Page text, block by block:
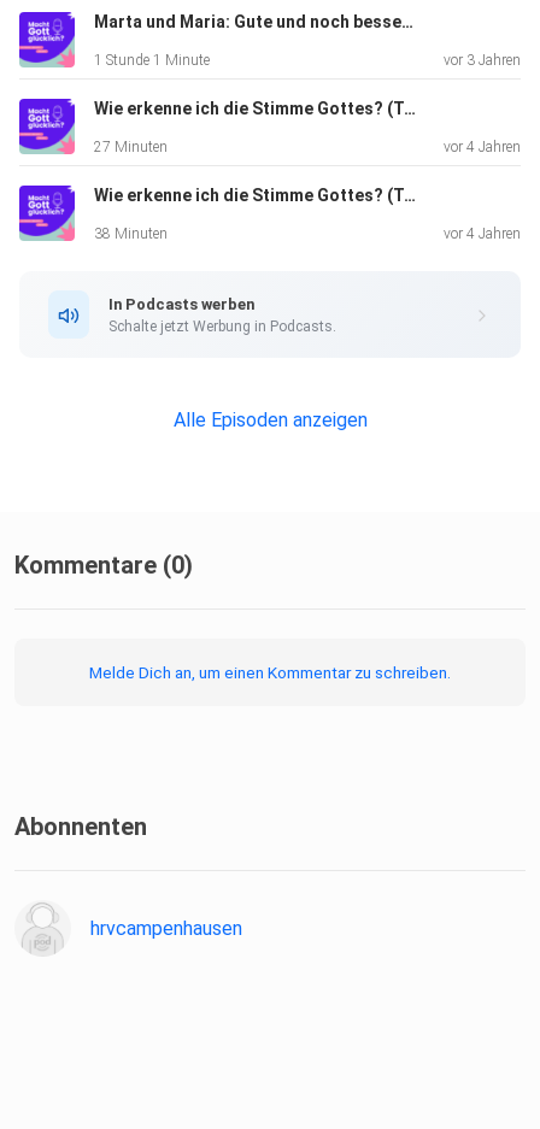
Instagram: https://instagram.com/machtgottgluecklich
Marta und Maria: Gute und noch bessere Entscheidungen
1 Stunde 1 Minute vor 3 Jahren
Wie erkenne ich die Stimme Gottes? (Teil 2)
27 Minuten vor 4 Jahren
Wie erkenne ich die Stimme Gottes? (Teil 1)
38 Minuten vor 4 Jahren
In Podcasts werben
Schalte jetzt Werbung in Podcasts.
Alle Episoden anzeigen
Kommentare (0)
Melde Dich an, um einen Kommentar zu schreiben.
Abonnenten
hrvcampenhausen